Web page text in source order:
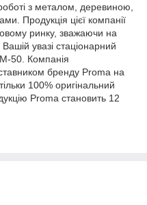
з металом, деревиною,
Продукція цієї компанії
ринку, зважаючи на
увазі стаціонарний
50. Компанія
бренду Proma на
100% оригінальний
Proma становить 12